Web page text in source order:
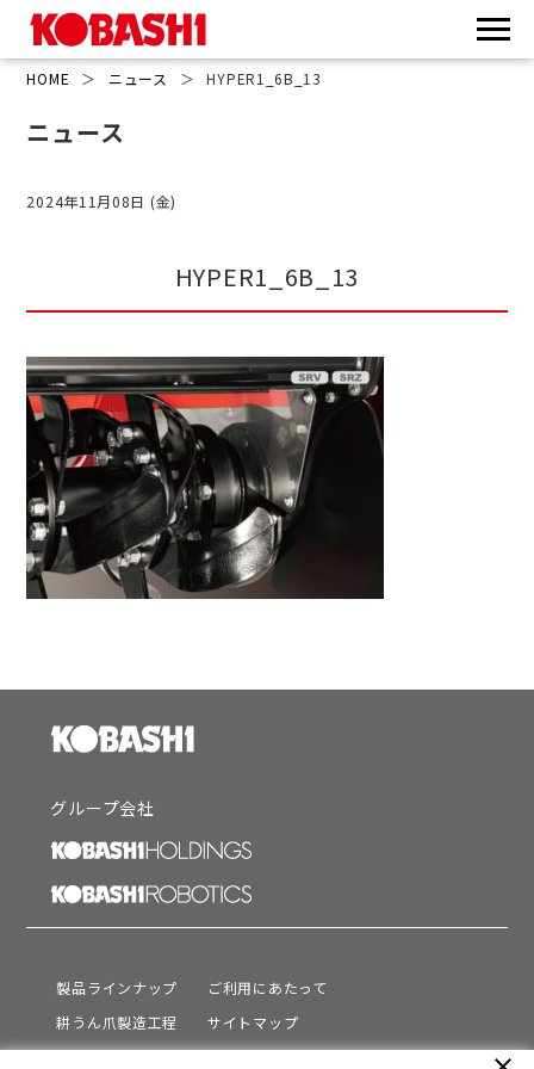
HOME ＞ ニュース ＞ HYPER1_6B_13
ニュース
2024年11月08日 (金)
HYPER1_6B_13
グループ会社
製品ラインナップ
耕うん爪製造工程
サポート
ご利用にあたって
サイトマップ
プライバシーポリシー